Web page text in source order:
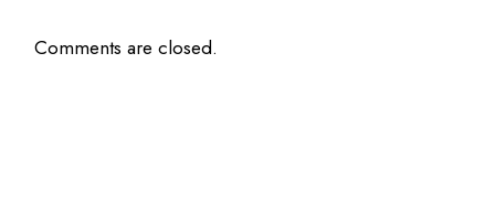
Comments are closed.